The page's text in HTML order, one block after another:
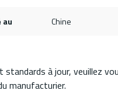
au Chine
standards à jour, veuillez
manufacturier.